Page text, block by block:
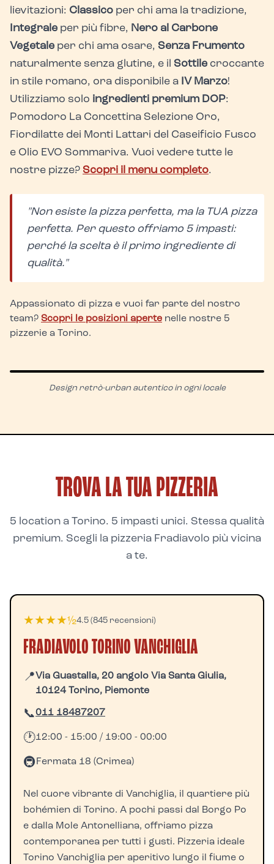
lievitazioni: Classico per chi ama la tradizione,
Integrale per più fibre, Nero al Carbone
Vegetale per chi ama osare, Senza Frumento
naturalmente senza glutine, e il Sottile croccante
in stile romano, ora disponibile a IV Marzo!
Utilizziamo solo ingredienti premium DOP:
Pomodoro La Concettina Selezione Oro,
Fiordilatte dei Monti Lattari del Caseificio Fusco
e Olio EVO Sommariva. Vuoi vedere tutte le
nostre pizze? Scopri il menu completo.
"Non esiste la pizza perfetta, ma la TUA pizza
perfetta. Per questo offriamo 5 impasti:
perché la scelta è il primo ingrediente di
qualità."
Appassionato di pizza e vuoi far parte del nostro
team? Scopri le posizioni aperte nelle nostre 5
pizzerie a Torino.
Design retrò-urban autentico in ogni locale
TROVA LA TUA PIZZERIA
5 location a Torino. 5 impasti unici. Stessa qualità
premium. Scegli la pizzeria Fradiavolo più vicina
a te.
★★★★½4.5 (845 recensioni)
FRADIAVOLO TORINO VANCHIGLIA
📍Via Guastalla, 20 angolo Via Santa Giulia,
10124 Torino, Piemonte
📞011 18487207
🕐12:00 - 15:00 / 19:00 - 00:00
🚇Fermata 18 (Crimea)
Nel cuore vibrante di Vanchiglia, il quartiere più
bohémien di Torino. A pochi passi dal Borgo Po
e dalla Mole Antonelliana, offriamo pizza
contemporanea per tutti i gusti. Pizzeria ideale
Torino Vanchiglia per aperitivo lungo il fiume o